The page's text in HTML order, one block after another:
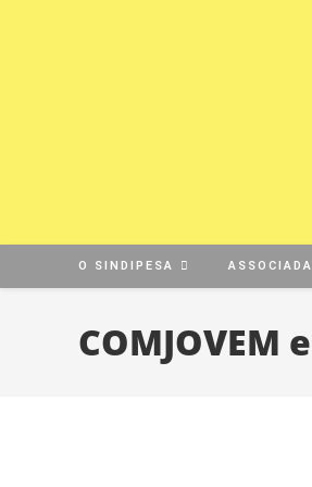
O SINDIPESA